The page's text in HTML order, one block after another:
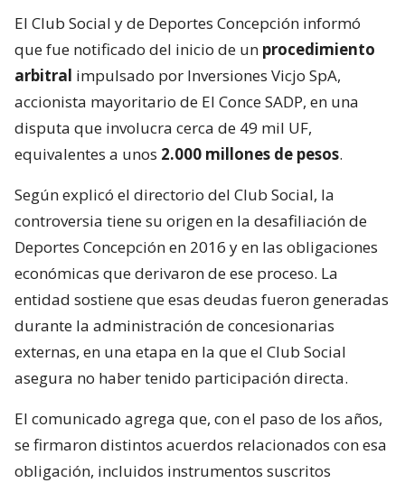
El Club Social y de Deportes Concepción informó
que fue notificado del inicio de un procedimiento
arbitral impulsado por Inversiones Vicjo SpA,
accionista mayoritario de El Conce SADP, en una
disputa que involucra cerca de 49 mil UF,
equivalentes a unos 2.000 millones de pesos.
Según explicó el directorio del Club Social, la
controversia tiene su origen en la desafiliación de
Deportes Concepción en 2016 y en las obligaciones
económicas que derivaron de ese proceso. La
entidad sostiene que esas deudas fueron generadas
durante la administración de concesionarias
externas, en una etapa en la que el Club Social
asegura no haber tenido participación directa.
El comunicado agrega que, con el paso de los años,
se firmaron distintos acuerdos relacionados con esa
obligación, incluidos instrumentos suscritos